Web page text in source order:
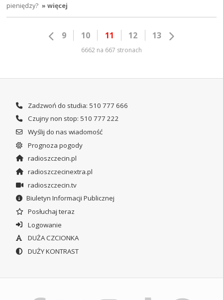
pieniędzy? » więcej
9 10 11 12 13
6662 na 667 stronach
Zadzwoń do studia: 510 777 666
Czujny non stop: 510 777 222
Wyślij do nas wiadomość
Prognoza pogody
radioszczecin.pl
radioszczecinextra.pl
radioszczecin.tv
Biuletyn Informacji Publicznej
Posłuchaj teraz
Logowanie
DUŻA CZCIONKA
DUŻY KONTRAST